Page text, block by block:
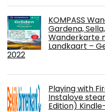
KOMPASS
Gardena,
Wanderkarte
Landkaart –
2022
Playing with
Instalove
Edition)